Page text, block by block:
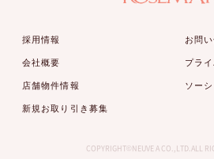
採用情報
会社概要
店舗物件情報
新規お取り引き募集
お問
プラ
ソー
COPYRIGHT©NEUVE A CO.,LTD.ALL